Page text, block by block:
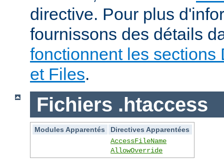
directive. Pour plus
fournissons des détails
fonctionnent les sections
et Files.
Fichiers .htaccess
Modules Apparentés
Directives Apparentées
AccessFileName
AllowOverride